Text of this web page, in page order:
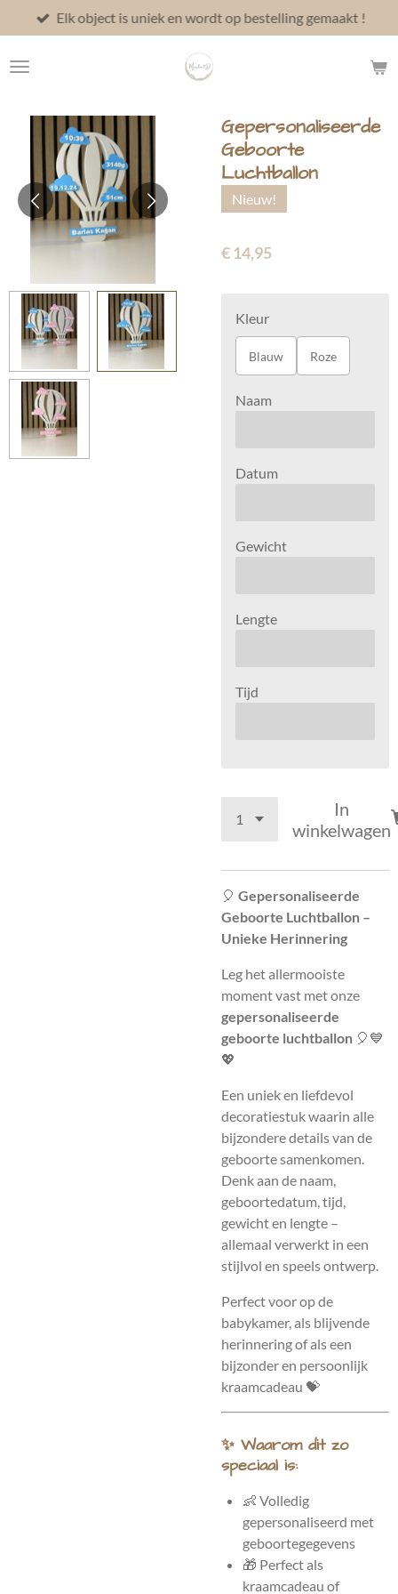
direct
naar
Elk object is uniek en wordt op bestelling gemaakt !
Gepersonaliseerde
Geboorte
Luchtballon
Nieuw!
€ 14,95
Kleur
Blauw Roze
Naam
Datum
Gewicht
Lengte
Tijd
In
winkelwagen
🎈 Gepersonaliseerde
Geboorte Luchtballon –
Unieke Herinnering
Leg het allermooiste
moment vast met onze
gepersonaliseerde
geboorte luchtballon 🎈💙
💖
Een uniek en liefdevol
decoratiestuk waarin alle
bijzondere details van de
geboorte samenkomen.
Denk aan de naam,
geboortedatum, tijd,
gewicht en lengte –
allemaal verwerkt in een
stijlvol en speels ontwerp.
Perfect voor op de
babykamer, als blijvende
herinnering of als een
bijzonder en persoonlijk
kraamcadeau 💝
✨ Waarom dit zo
speciaal is:
👶 Volledig
gepersonaliseerd met
geboortegegevens
🎁 Perfect als
kraamcadeau of